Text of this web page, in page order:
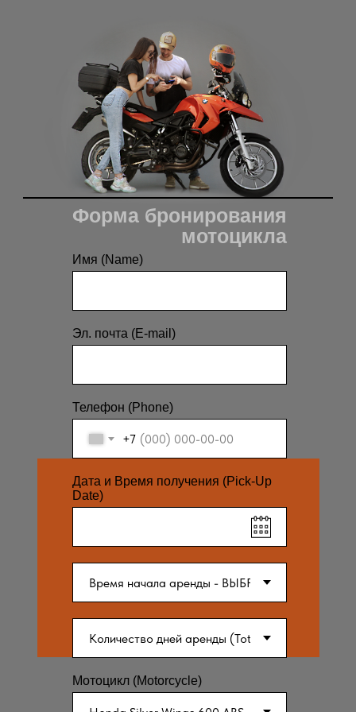
Форма бронирования
мотоцикла
Имя (Name)
Эл. почта (E-mail)
Телефон (Phone)
+7
Дата и Время получения (Pick-Up
Date)
Мотоцикл (Motorcycle)